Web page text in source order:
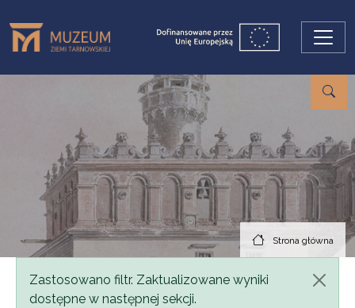
Strona główna
Komunikat
Zastosowano filtr. Zaktualizowane wyniki
dostępne w następnej sekcji.